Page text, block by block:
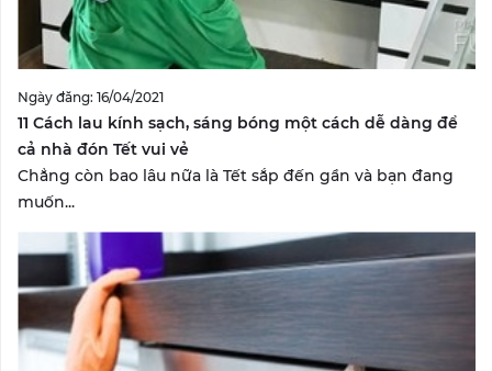
Ngày đăng: 16/04/2021
11 Cách lau kính sạch, sáng bóng một cách dễ dàng để
cả nhà đón Tết vui vẻ
Chẳng còn bao lâu nữa là Tết sắp đến gần và bạn đang
muốn...